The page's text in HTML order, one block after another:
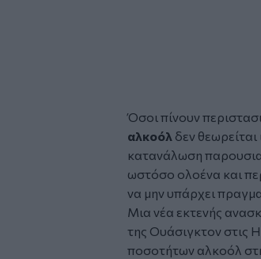
Όσοι πίνουν
αλκοόλ δεν
κατανάλωση
ωστόσο ολοένα και
να μην υπάρχει
Μια νέα εκτενής
της Ουάσιγκτον στις
ποσοτήτων αλκοόλ